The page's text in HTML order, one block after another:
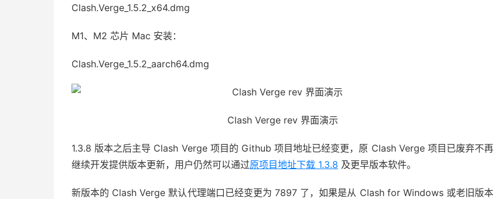
Clash.Verge_ 1.5.2 _x64.dmg
M1、M2 芯片 Mac 安装：
Clash.Verge_ 1.5.2 _aarch64.dmg
Clash Verge rev 界面演示
1.3.8 版本之后主导 Clash Verge 项目的 Github 项目地址已经变更，原 Clash Verge 项目已废弃不再
继续开发提供版本更新，用户仍然可以通过原项目地址下载 1.3.8 及更早版本软件。
新版本的 Clash Verge 默认代理端口已经变更为 7897 了，如果是从 Clash for Windows 或老旧版本